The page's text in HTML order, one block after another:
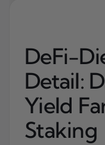
DeFi-
Detail:
Yield
Staking